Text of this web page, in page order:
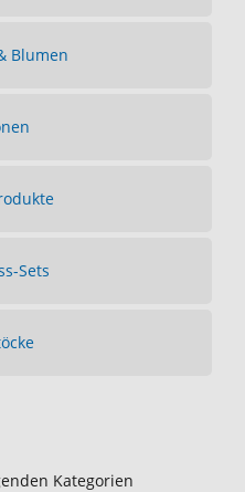
Blumen
Sets
Kategorien